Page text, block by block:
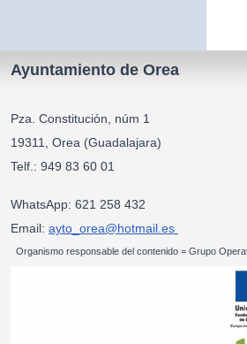
Ayuntamiento de Orea
Pza. Constitución, núm 1
19311, Orea (Guadalajara)
Telf.: 949 83
WhatsApp: 621 258 432
Email: ayto_orea@hotmail.es
Organismo responsable del contenido = Grupo